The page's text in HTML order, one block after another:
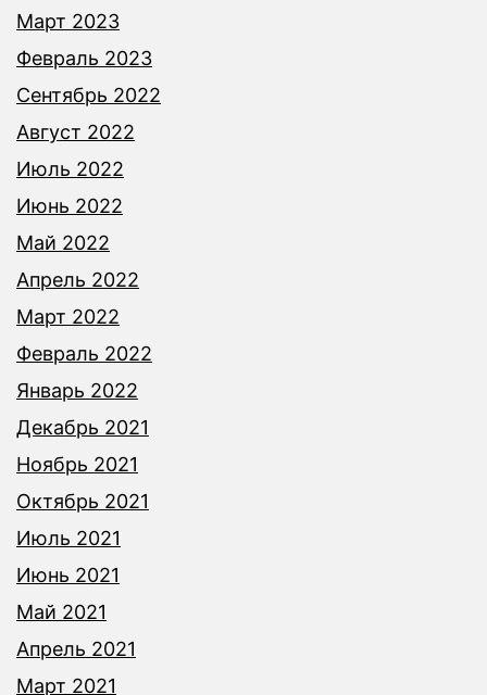
Март 2023
Февраль 2023
Сентябрь 2022
Август 2022
Июль 2022
Июнь 2022
Май 2022
Апрель 2022
Март 2022
Февраль 2022
Январь 2022
Декабрь 2021
Ноябрь 2021
Октябрь 2021
Июль 2021
Июнь 2021
Май 2021
Апрель 2021
Март 2021